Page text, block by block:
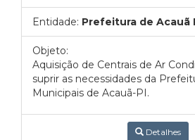
Entidade: Prefeitura de Acauã
Objeto:
Aquisição de Centrais de Ar
suprir as necessidades da
Municipais de Acauã-PI.
Detalhes